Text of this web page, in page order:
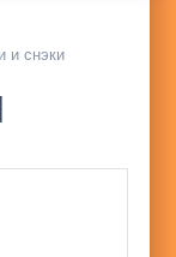
и снэки